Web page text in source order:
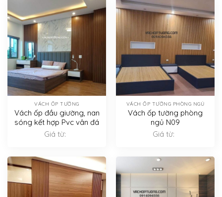
VÁCH ỐP TƯỜNG
Vách ốp đầu giường, nan
sóng kết hợp Pvc vân đá
Giá từ:
VÁCH ỐP TƯỜNG PHÒNG NGỦ
Vách ốp tường phòng
ngủ N09
Giá từ: